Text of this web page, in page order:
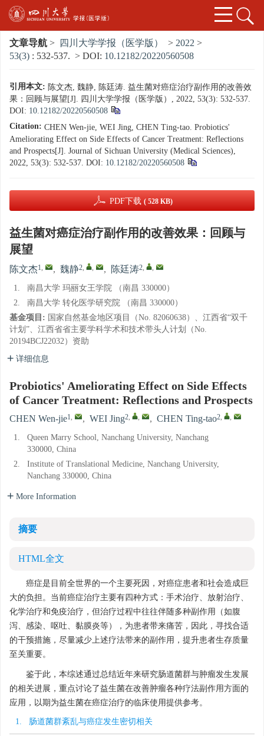
文章导航 > 四川大学学报（医学版） > 2022 >
53(3) : 532-537. > DOI: 10.12182/20220560508
引用本文: 陈文杰, 魏静, 陈廷涛. 益生菌对癌症治疗副作用的改善效
果：回顾与展望[J]. 四川大学学报（医学版）, 2022, 53(3): 532-537.
DOI: 10.12182/20220560508
Citation: CHEN Wen-jie, WEI Jing, CHEN Ting-tao. Probiotics'
Ameliorating Effect on Side Effects of Cancer Treatment: Reflections
and Prospects[J]. Journal of Sichuan University (Medical Sciences),
2022, 53(3): 532-537. DOI: 10.12182/20220560508
PDF下载 ( 528 KB)
益生菌对癌症治疗副作用的改善效果：回顾与
展望
陈文杰1, , 魏静2, , , 陈廷涛2, ,
1.
南昌大学 玛丽女王学院 （南昌 330000）
2.
南昌大学 转化医学研究院 （南昌 330000）
基金项目: 国家自然基金地区项目（No. 82060638）、江西省“双千
计划”、江西省省主要学科学术和技术带头人计划（No.
20194BCJ22032）资助
详细信息
Probiotics' Ameliorating Effect on Side Effects
of Cancer Treatment: Reflections and Prospects
CHEN Wen-jie1, , WEI Jing2, , , CHEN Ting-tao2, ,
1.
Queen Marry School, Nanchang University, Nanchang
330000, China
2.
Institute of Translational Medicine, Nanchang University,
Nanchang 330000, China
More Information
摘要
HTML全文
癌症是目前全世界的一个主要死因，对癌症患者和社会造成巨
大的负担。当前癌症治疗主要有四种方式：手术治疗、放射治疗、
化学治疗和免疫治疗，但治疗过程中往往伴随多种副作用（如腹
泻、感染、呕吐、黏膜炎等），为患者带来痛苦，因此，寻找合适
的干预措施，尽量减少上述疗法带来的副作用，提升患者生存质量
至关重要。
鉴于此，本综述通过总结近年来研究肠道菌群与肿瘤发生发展
的相关进展，重点讨论了益生菌在改善肿瘤各种疗法副作用方面的
应用，以期为益生菌在癌症治疗的临床使用提供参考。
1. 肠道菌群紊乱与癌症发生密切相关